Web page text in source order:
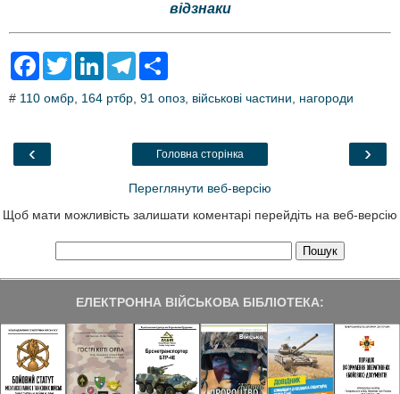
відзнаки
F
e
o
T
t
L
k
T
e
a
r
# 110 омбр 164 ртбр 91 опоз військові частини нагороди
‹ ›
Головна сторінка
Переглянути веб-версію
Щоб мати можливість залишати коментарі перейдіть на веб-версію
ЕЛЕКТРОННА ВІЙСЬКОВА БІБЛІОТЕКА: